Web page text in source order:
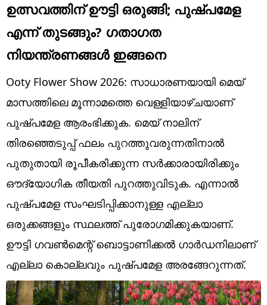
Education
Sports
Lifestyle
world
Technology
Web Story
Photo
Short Videos
ഉത്സവത്തിന് ഊട്ടി ഒരുങ്ങി; പുഷ്പമേള
എന്ന് തുടങ്ങും? ഗതാഗത
നിയന്ത്രണങ്ങൾ ഇങ്ങനെ
Ooty Flower Show 2026: സാധാരണയായി മെയ്
മാസത്തിലെ മൂന്നാമത്തെ വെള്ളിയാഴ്ചയാണ്
പുഷ്പമേള ആരംഭിക്കുക. മെയ് നാലിന്
തിരഞ്ഞെടുപ്പ് ഫലം പുറത്തുവരുന്നതിനാൽ
പുതുതായി രൂപീകരിക്കുന്ന സർക്കാരായിരിക്കും
ഔദ്യോ​ഗിക തീയതി പുറത്തുവിടുക. എന്നാൽ
പുഷ്പമേള സംഘടിപ്പിക്കാനുള്ള എല്ലാ
ഒരുക്കങ്ങളും സ്ഥലത്ത് പുരോ​ഗമിക്കുകയാണ്.
ഊട്ടി ഗവൺമെന്റ് ബൊട്ടാണിക്കൽ ഗാർഡനിലാണ്
എല്ലാ കൊല്ലവും പുഷ്പമേള അരങ്ങേറുന്നത്.